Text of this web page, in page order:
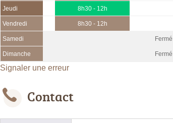
Jeudi 8h30 - 12h
Vendredi 8h30 - 12h
Samedi Fermé
Dimanche Fermé
Signaler une erreur
Contact